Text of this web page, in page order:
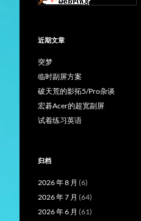
近期文章
突梦
临时副屏方案
破天荒的影拓5/Pro杂谈
宏碁Acer的超宽副屏
试着练习英语
归档
2026 年 8 月 (6)
2026 年 7 月 (64)
2026 年 6 月 (61)